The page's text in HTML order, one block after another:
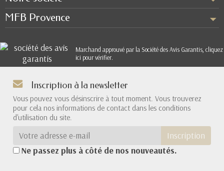
MFB Provence
Marchand approuvé par la Société des Avis Garantis, cliquez
ici pour vérifier.
Inscription à la newsletter
Vous pouvez vous désinscrire à tout moment. Vous trouverez
pour cela nos informations de contact dans les conditions
d'utilisation du site.
Inscription
Ne passez plus à côté de nos nouveautés.